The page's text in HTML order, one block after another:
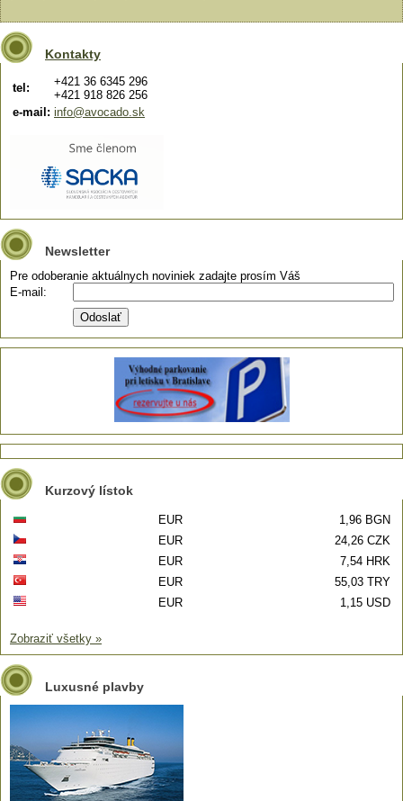
Kontakty
tel:
+421 36 6345 296
+421 918 826 256
e-mail: info@avocado.sk
Newsletter
Pre odoberanie aktuálnych noviniek zadajte prosím Váš
E-mail:
Kurzový lístok
EUR
1,96 BGN
EUR
24,26 CZK
EUR
7,54 HRK
EUR
55,03 TRY
EUR
1,15 USD
Zobraziť všetky »
Luxusné plavby